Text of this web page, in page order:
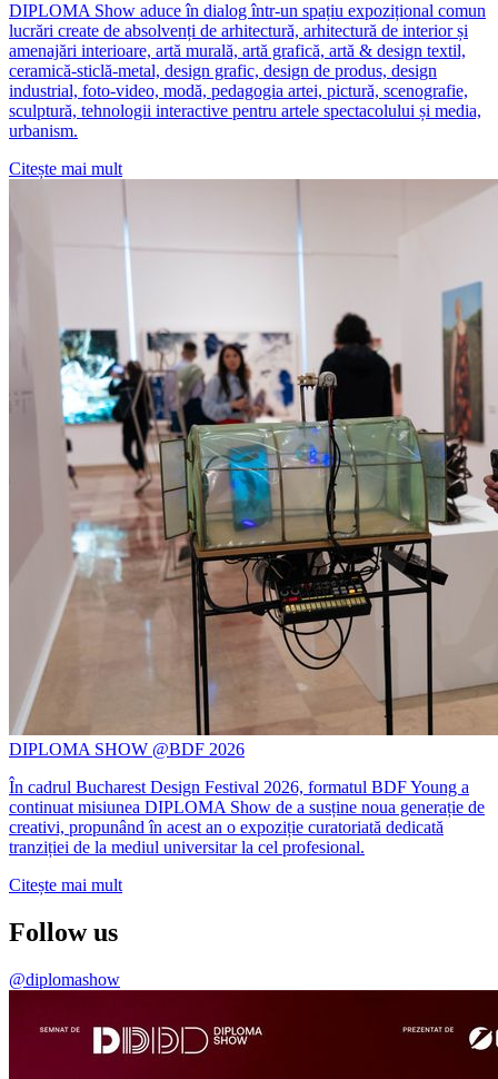
DIPLOMA Show aduce în dialog într-un spațiu expozițional comun
lucrări create de absolvenți de arhitectură, arhitectură de interior și
amenajări interioare, artă murală, artă grafică, artă & design textil,
ceramică-sticlă-metal, design grafic, design de produs, design
industrial, foto-video, modă, pedagogia artei, pictură, scenografie,
sculptură, tehnologii interactive pentru artele spectacolului și media,
urbanism.
Citește mai mult
DIPLOMA SHOW @BDF 2026
În cadrul Bucharest Design Festival 2026, formatul BDF Young a
continuat misiunea DIPLOMA Show de a susține noua generație de
creativi, propunând în acest an o expoziție curatoriată dedicată
tranziției de la mediul universitar la cel profesional.
Citește mai mult
Follow us
@diplomashow